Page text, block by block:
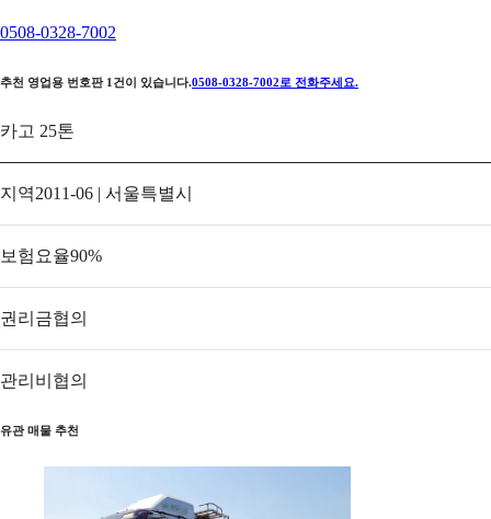
0508-0328-7002
추천 영업용 번호판 1 건이 있습니다.0508-0328-7002 로 전화주세요.
카고 25톤
지역2011-06 | 서울특별시
보험요율90%
권리금협의
관리비 협의
유관 매물 추천